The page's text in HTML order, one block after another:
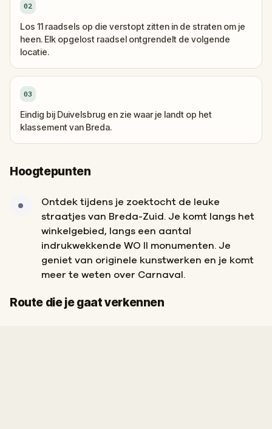
02
Los 11 raadsels op die verstopt zitten in de straten om je
heen. Elk opgelost raadsel ontgrendelt de volgende
locatie.
03
Eindig bij Duivelsbrug en zie waar je landt op het
klassement van Breda.
Hoogtepunten
Ontdek tijdens je zoektocht de leuke
straatjes van Breda-Zuid. Je komt langs het
winkelgebied, langs een aantal
indrukwekkende WO II monumenten. Je
geniet van originele kunstwerken en je komt
meer te weten over Carnaval.
Route die je gaat verkennen
Start
Finish